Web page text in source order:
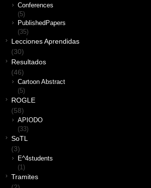
Conferences
(5)
PublishedPapers
(35)
Lecciones Aprendidas
(30)
Resultados
(46)
Cartoon Abstract
(5)
ROGLE
(58)
APIODO
(33)
SoTL
(3)
E^4students
(1)
Tramites